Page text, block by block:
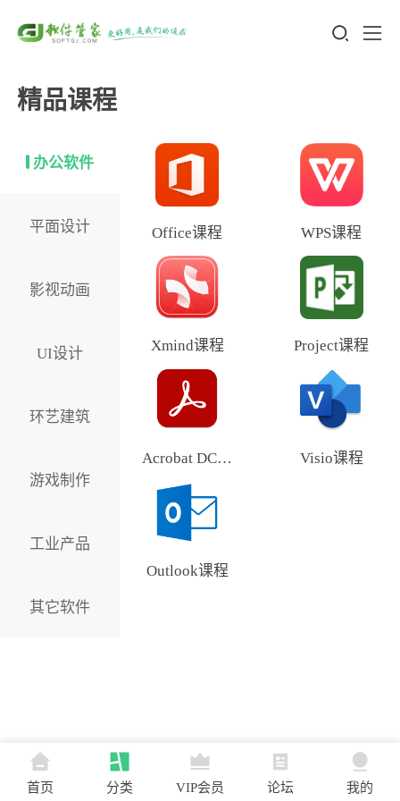
精品课程
办公软件
平面设计
影视动画
UI设计
环艺建筑
游戏制作
工业产品
其它软件
Office课程 WPS课程
Xmind课程 Project课程
Acrobat DC课程 Visio课程
Outlook课程
首页 分类 VIP会员 论坛 我的